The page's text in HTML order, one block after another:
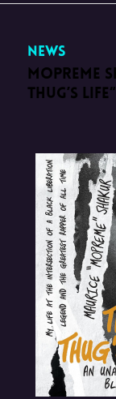
News
MOPREME
THUG’S